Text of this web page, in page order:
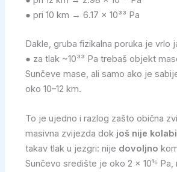
● pri 10 km → 6.17 × 10³³ Pa
Dakle, gruba fizikalna poruka je vrlo
● za tlak ~10³³ Pa trebaš objekt
Sunčeve mase, ali samo ako je
oko 10–12 km.
To je ujedno i razlog zašto obična
masivna zvijezda dok još nije
takav tlak u jezgri: nije dovoljno
Sunčevo središte je oko 2 × 10¹⁶